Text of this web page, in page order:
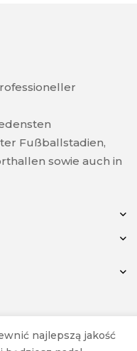
Fußballstadien,
sowie auch in
najlepszą jakość